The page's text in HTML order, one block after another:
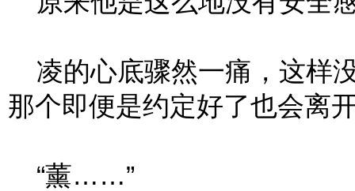
凌的心底骤然一痛，这样
那个即便是约定好了也会
“薰……”